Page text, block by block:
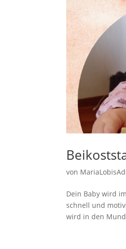
von
Dein Baby wird
schnell und
wird in den